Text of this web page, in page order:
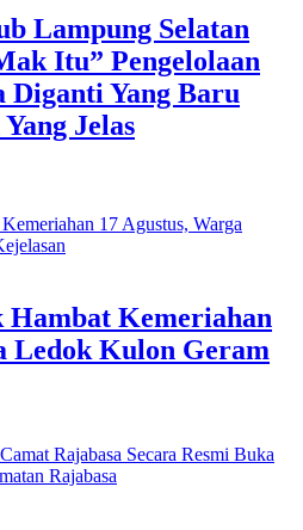
Lampung Selatan
Itu” Pengelolaan
Yang Baru
Jelas
Kemeriahan
Ledok Kulon Geram